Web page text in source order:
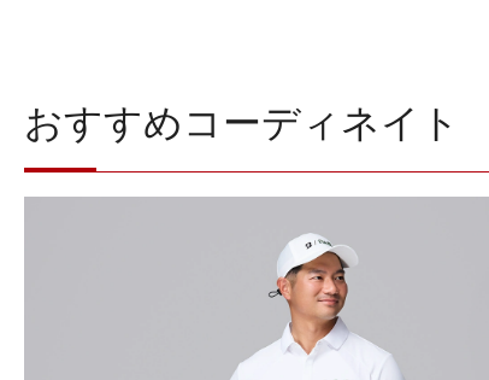
おすすめコーディネイト